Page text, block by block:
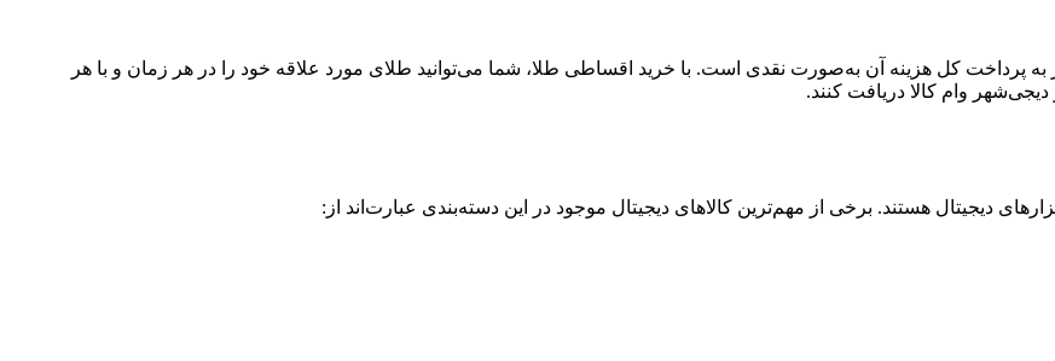
به پرداخت کل هزینه آن به‌صورت نقدی است. با خرید اقساطی طلا، شما می‌توانید طلای مورد علاقه خود را در هر زمان و با هر
دیجیتال هستند. برخی از مهم‌ترین کالاهای دیجیتال موجود در این دسته‌بندی عبارت‌اند از: